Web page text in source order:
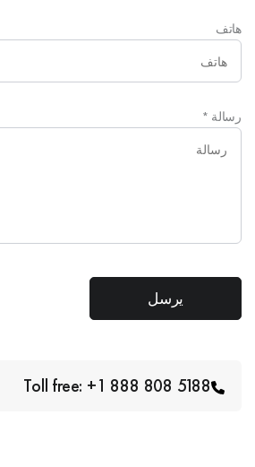
هاتف
رسالة *
Toll free: +1 888 808 5188